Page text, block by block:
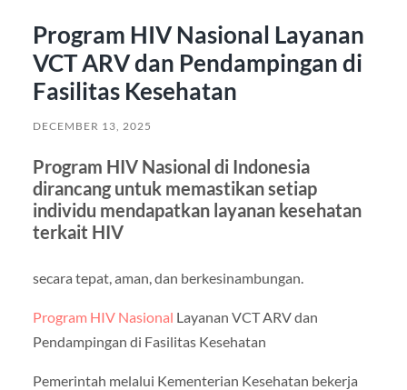
Program HIV Nasional Layanan
VCT ARV dan Pendampingan di
Fasilitas Kesehatan
DECEMBER 13, 2025
Program HIV Nasional di Indonesia
dirancang untuk memastikan setiap
individu mendapatkan layanan kesehatan
terkait HIV
secara tepat, aman, dan berkesinambungan.
Program HIV Nasional Layanan VCT ARV dan
Pendampingan di Fasilitas Kesehatan
Pemerintah melalui Kementerian Kesehatan bekerja